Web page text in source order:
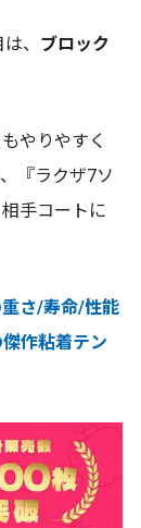
、 ブロック
やりやすく
『ラクザ7ソ
手コートに
さ/寿命/性能
作粘着テン